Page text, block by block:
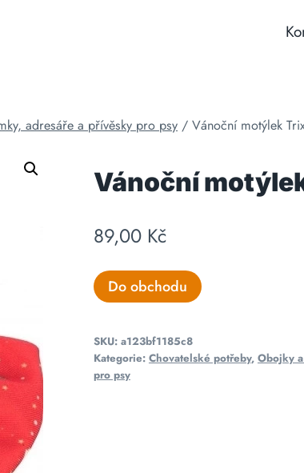
adresáře a přívěsky pro psy / Vánoční motýlek
Vánoční
89,00 Kč
Do obchodu
SKU: a123bf1185c8
Kategorie: Chovatelské potřeby, Obojky
pro psy